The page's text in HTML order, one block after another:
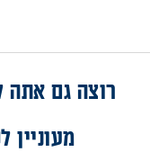
רוצה גם אתה
מעוניין